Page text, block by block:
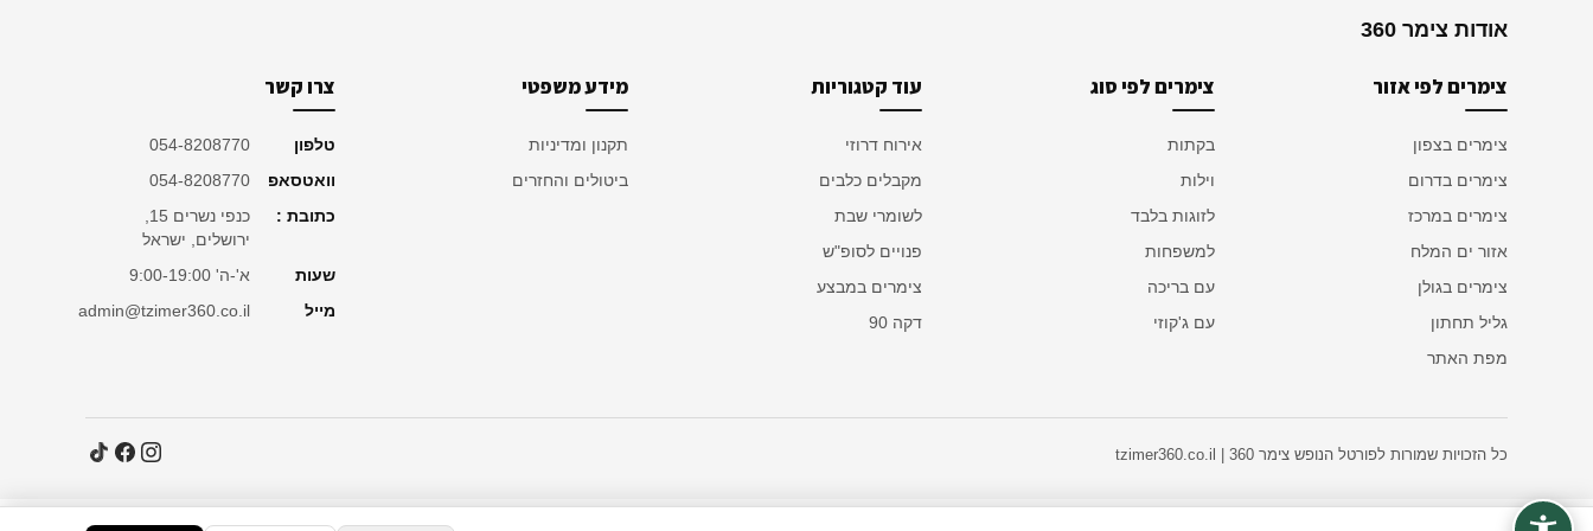
אודות צימר 360
צימרים לפי אזור
צימרים בצפון
צימרים בדרום
צימרים במרכז
אזור ים המלח
צימרים בגולן
גליל תחתון
מפת האתר
צימרים לפי סוג
בקתות
וילות
לזוגות בלבד
למשפחות
עם בריכה
עם ג'קוזי
עוד קטגוריות
אירוח דרוזי
מקבלים כלבים
לשומרי שבת
פנויים לסופ"ש
צימרים במבצע
דקה 90
מידע משפטי
תקנון ומדיניות
ביטולים והחזרים
צרו קשר
טלפון
054-8208770
וואטסאפ
054-8208770
כתובת :
ירושלים, ישראל
שעות
א'-ה' 9:00-19:00
מייל
admin@tzimer360.co.il
כל הזכויות שמורות לפורטל הנופש צימר 360 | tzimer360.co.il